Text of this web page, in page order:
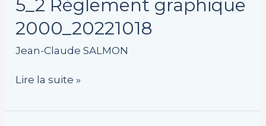
5_2 Règlement graphique
2000_20221018
Jean-Claude SALMON
Règlement
graphique
2000_20221018
Lire la suite »